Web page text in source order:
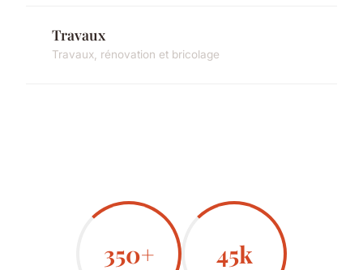
Travaux
Travaux, rénovation et bricolage
350+ 45k